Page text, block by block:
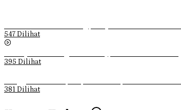
547 Dilihat
395 Dilihat
381 Dilihat